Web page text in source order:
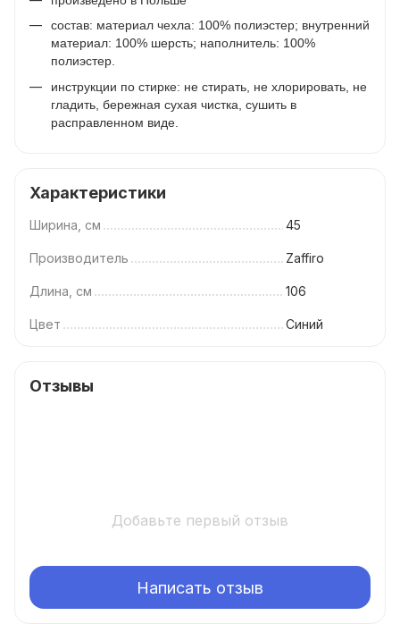
состав: материал чехла: 100% полиэстер; внутренний
материал: 100% шерсть; наполнитель: 100%
полиэстер.
инструкции по стирке: не стирать, не хлорировать, не
гладить, бережная сухая чистка, сушить в
расправленном виде.
Характеристики
Ширина, см 45
Производитель Zaffiro
Длина, см 106
Цвет Синий
Отзывы
Добавьте первый отзыв
Написать отзыв